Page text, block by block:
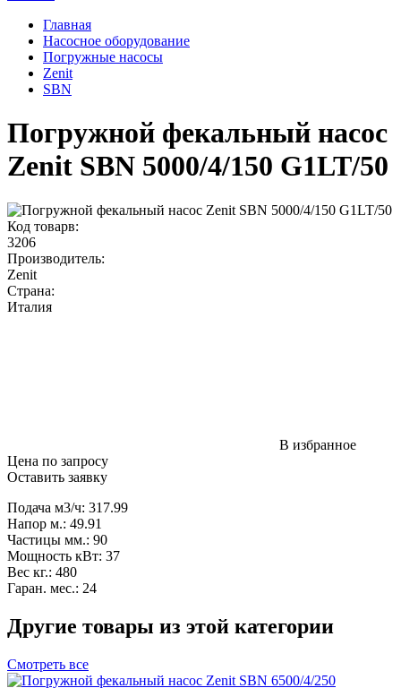
Главная
Насосное оборудование
Погружные насосы
Zenit
SBN
Погружной фекальный насос
Zenit SBN 5000/4/150 G1LT/50
Код товарв:
3206
Производитель:
Zenit
Страна:
Италия
В избранное
Цена по запросу
Оставить заявку
Подача м3/ч: 317.99
Напор м.: 49.91
Частицы мм.: 90
Мощность кВт: 37
Вес кг.: 480
Гаран. мес.: 24
Другие товары из этой категории
Смотреть все